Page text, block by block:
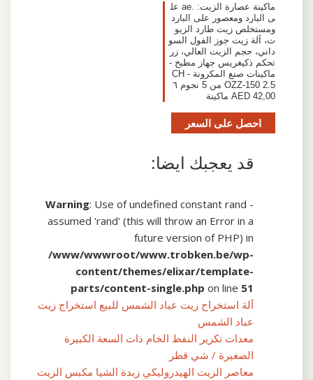
ماكينة عصارة الزيت: .ae عل
ى البارد ومعصور على البارد
ومستخلص زيت طارد الزيو
ت، آلة زيت جوز الفول السو
داني، حجم الزيت العالي، زر
تحكم ذكيغريس جهاز مطبخ -
ماكينات صنع المكرونة - CH
OZZ-150 2.5 من 5 نجوم ٦
42,00 AED ماكينة
احصل على السعر
قد يعجبك ايضا:
Warning: Use of undefined constant rand -
assumed 'rand' (this will throw an Error in a
future version of PHP) in
/www/wwwroot/www.trobken.be/wp-
content/themes/elixar/template-
parts/content-single.php on line 51
آلة استخراج زيت عباد الشمس للبيع استخراج زيت
عباد الشمس
معدات تكرير النفط الخام ذات السعة الكبيرة
الصغيرة / شي قطر
معاصر الزيت الهيدروليكي زبدة الشيا مكبس الزيت